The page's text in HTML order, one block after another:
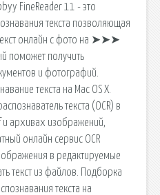
FineReader 11 - это
текста позволяющая
онлайн с фото на ➤➤➤
поможет получить
и фотографий.
текста на Mac OS X.
текста (OCR) в
архивах изображений,
онлайн сервис OCR
в редактируемые
текст из файлов. Подборка
текста на